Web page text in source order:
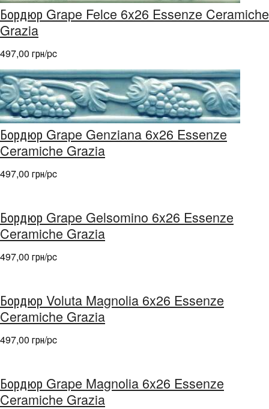
Бордюр Grape Felce 6x26 Essenze Ceramiche
Grazia
497,00 грн/pc
Бордюр Grape Genziana 6x26 Essenze
Ceramiche Grazia
497,00 грн/pc
Бордюр Grape Gelsomino 6x26 Essenze
Ceramiche Grazia
497,00 грн/pc
Бордюр Voluta Magnolia 6x26 Essenze
Ceramiche Grazia
497,00 грн/pc
Бордюр Grape Magnolia 6x26 Essenze
Ceramiche Grazia